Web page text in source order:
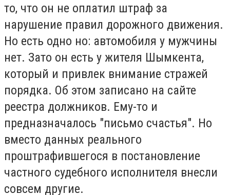
то, что он не оплатил штраф за
нарушение правил дорожного движения.
Но есть одно но: автомобиля у мужчины
нет. Зато он есть у жителя Шымкента,
который и привлек внимание стражей
порядка. Об этом записано на сайте
реестра должников. Ему-то и
предназначалось "письмо счастья". Но
вместо данных реального
проштрафившегося в постановление
частного судебного исполнителя внесли
совсем другие.